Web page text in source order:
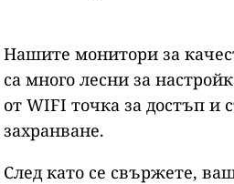
Нашите монитори за
са много лесни за
от WIFI точка за достъп и
захранване.
След като се свържете,